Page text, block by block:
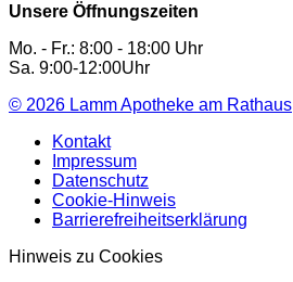
Unsere Öffnungszeiten
Mo. - Fr.: 8:00 - 18:00 Uhr
Sa. 9:00-12:00Uhr
© 2026 Lamm Apotheke am Rathaus
Kontakt
Impressum
Datenschutz
Cookie-Hinweis
Barrierefreiheitserklärung
Hinweis zu Cookies